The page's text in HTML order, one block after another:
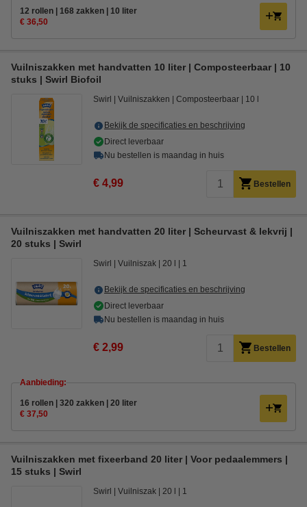
12 rollen | 168 zakken | 10 liter
€ 36,50
Vuilniszakken met handvatten 10 liter | Composteerbaar | 10
stuks | Swirl Biofoil
Swirl Vuilniszakken Composteerbaar 10 l
Bekijk de specificaties en beschrijving
Direct leverbaar
Nu bestellen is maandag in huis
€ 4,99 Bestellen
Vuilniszakken met handvatten 20 liter | Scheurvast & lekvrij |
20 stuks | Swirl
Swirl Vuilniszak 20 l 1
Bekijk de specificaties en beschrijving
Direct leverbaar
Nu bestellen is maandag in huis
€ 2,99 Bestellen
Aanbieding:
16 rollen | 320 zakken | 20 liter
€ 37,50
Vuilniszakken met fixeerband 20 liter | Voor pedaalemmers |
15 stuks | Swirl
Swirl Vuilniszak 20 l 1